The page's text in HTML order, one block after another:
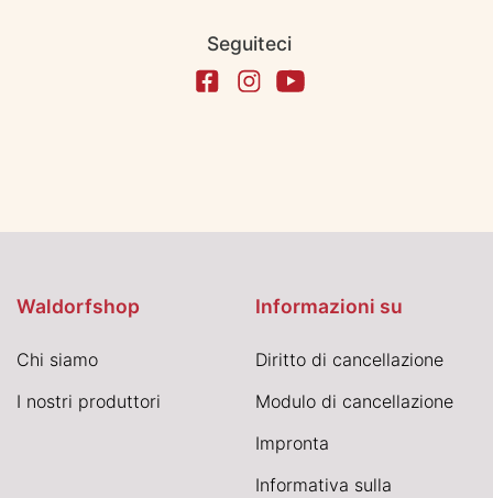
Seguiteci
Waldorfshop
Chi siamo
I nostri produttori
Informazioni su
Diritto di cancellazione
Modulo di cancellazione
Impronta
Informativa sulla